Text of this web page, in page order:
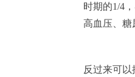
时期的1/4
高血压、糖
反过来可